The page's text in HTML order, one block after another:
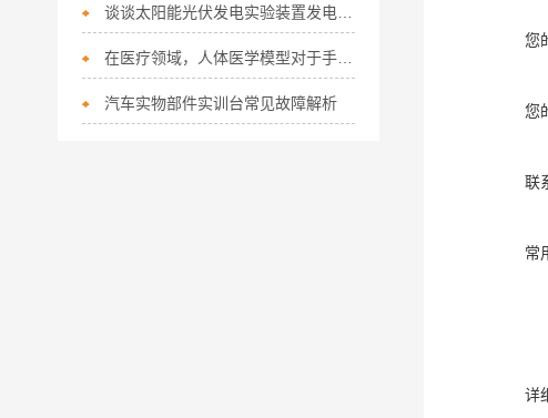
您
您
联
常
详
谈谈太阳能光伏发电实验装置发电的原理和工作方式
在医疗领域，人体医学模型对于手术计划和训练也起着重要的作用
汽车实物部件实训台常见故障解析